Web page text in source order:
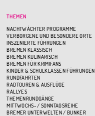
THEMEN
NACHTWÄCHTER PROGRAMME
VERBORGENE UND BESONDERE ORTE
INSZENIERTE FÜHRUNGEN
BREMEN KLASSISCH
BREMEN KULINARISCH
BREMEN FÜR KRIMIFANS
KINDER & SCHULKLASSEN FÜHRUNGEN
RUNDFAHRTEN
RADTOUREN & AUSFLÜGE
RALLYES
THEMENRUNDGÄNGE
MITTWOCHS- / SONNTAGSREIHE
BREMER UNTERWELTEN / BUNKER